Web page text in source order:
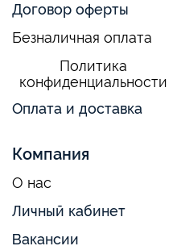
Договор оферты
Безналичная оплата
Политика
конфиденциальности
Оплата и доставка
Компания
О нас
Личный кабинет
Вакансии